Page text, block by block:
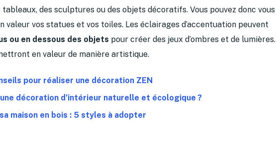
des sculptures ou des objets décoratifs. Vous pouvez donc vous
valeur vos statues et vos toiles. Les éclairages d’accentuation peuvent
ou en dessous des objets pour créer des jeux d’ombres et de lumières.
en valeur de manière artistique.
pour réaliser une décoration ZEN
décoration d’intérieur naturelle et écologique ?
maison en bois : 5 styles à adopter